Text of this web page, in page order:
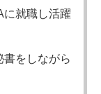
に就職し活躍
書をしながら